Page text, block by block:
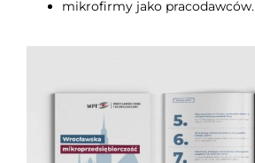
mikrofirmy jako pracodawców.